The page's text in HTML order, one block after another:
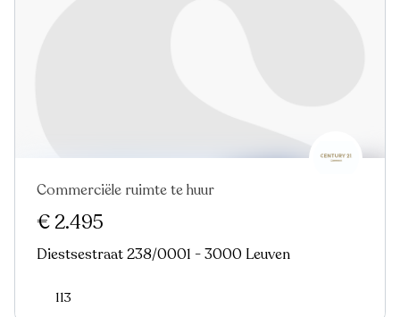
Commerciële ruimte te huur
€ 2.495
Diestsestraat 238/0001 - 3000 Leuven
113